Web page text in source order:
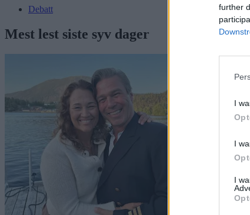
further
I
I
I
Debatt
Mest lest siste syv dager